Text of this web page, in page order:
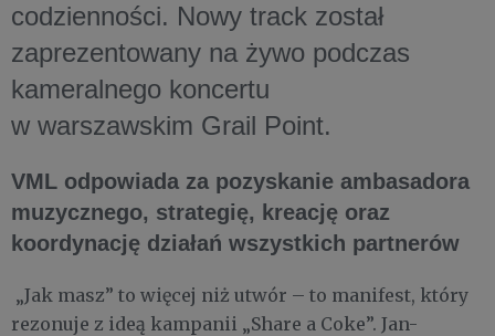
codzienności. Nowy track został
zaprezentowany na żywo podczas
kameralnego koncertu
w warszawskim Grail Point.
VML odpowiada za pozyskanie ambasadora
muzycznego, strategię, kreację oraz
koordynację działań wszystkich partnerów
„Jak masz” to więcej niż utwór – to manifest, który
rezonuje z ideą kampanii „Share a Coke”. Jan-